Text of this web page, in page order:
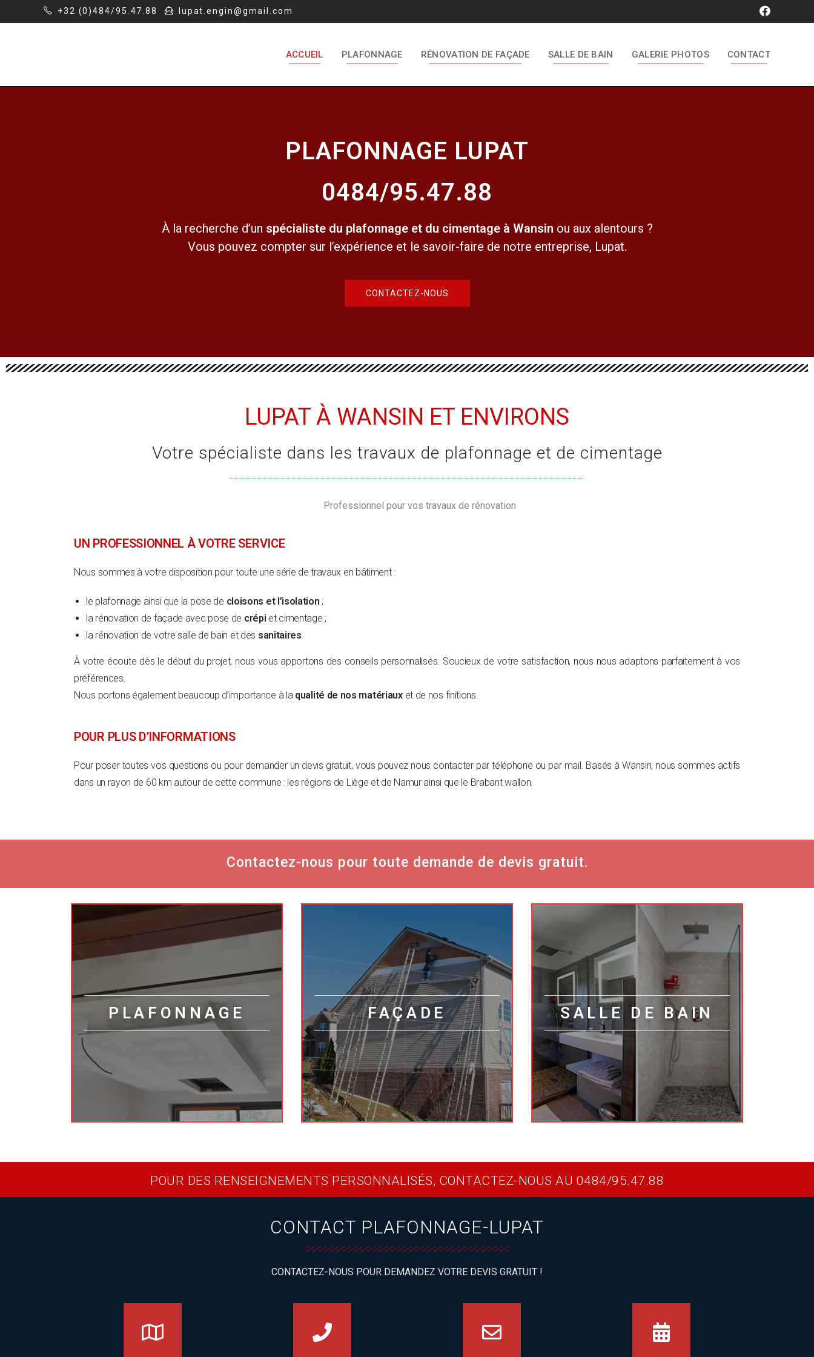
+32 (0)484/95.47.88 lupat.engin@gmail.com
ACCUEIL PLAFONNAGE RÉNOVATION DE FAÇADE SALLE DE BAIN GALERIE PHOTOS CONTACT
PLAFONNAGE LUPAT
0484/95.47.88
À la recherche d’un spécialiste du plafonnage et du cimentage à Wansin ou aux alentours ?
Vous pouvez compter sur l’expérience et le savoir-faire de notre entreprise, Lupat.
CONTACTEZ-NOUS
LUPAT À WANSIN ET ENVIRONS
Votre spécialiste dans les travaux de plafonnage et de cimentage
Professionnel pour vos travaux de rénovation
UN PROFESSIONNEL À VOTRE SERVICE
Nous sommes à votre disposition pour toute une série de travaux en bâtiment :
le plafonnage ainsi que la pose de cloisons et l’isolation ;
la rénovation de façade avec pose de crépi et cimentage ;
la rénovation de votre salle de bain et des sanitaires
À votre écoute dès le début du projet, nous vous apportons des conseils personnalisés. Soucieux de votre satisfaction, nous nous adaptons parfaitement à vos
préférences.
Nous portons également beaucoup d’importance à la qualité de nos matériauxet de nos finitions.
POUR PLUS D’INFORMATIONS
Pour poser toutes vos questions ou pour demander un devis gratuit, vous pouvez nous contacter par téléphone ou par mail. Basés à Wansin, nous sommes actifs
dans un rayon de 60 km autour de cette commune : les régions de Liège et de Namur ainsi que le Brabant wallon.
Contactez-nous pour toute demande de devis gratuit.
PLAFONNAGE FAÇADE SALLE DE BAIN
POUR DES RENSEIGNEMENTS PERSONNALISÉS, CONTACTEZ-NOUS AU 0484/95.47.88
CONTACT PLAFONNAGE-LUPAT
CONTACTEZ-NOUS POUR DEMANDEZ VOTRE DEVIS GRATUIT !